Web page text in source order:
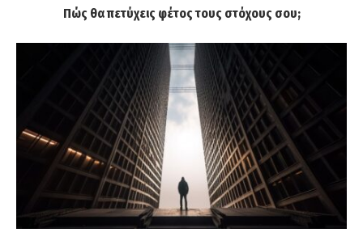
Πώς θα πετύχεις φέτος τους στόχους σου;